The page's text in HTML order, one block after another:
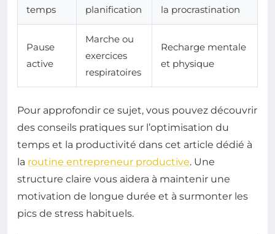
temps
planification
la procrastination
Pause
active
Marche ou
exercices
respiratoires
Recharge mentale
et physique
Pour approfondir ce sujet, vous pouvez découvrir
des conseils pratiques sur l’optimisation du
temps et la productivité dans cet article dédié à
la routine entrepreneur productive. Une
structure claire vous aidera à maintenir une
motivation de longue durée et à surmonter les
pics de stress habituels.